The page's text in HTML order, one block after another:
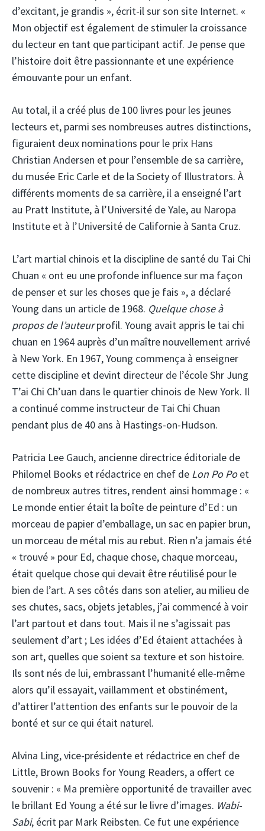
d’excitant, je grandis », écrit-il sur son site Internet. «
Mon objectif est également de stimuler la croissance
du lecteur en tant que participant actif. Je pense que
l’histoire doit être passionnante et une expérience
émouvante pour un enfant.
Au total, il a créé plus de 100 livres pour les jeunes
lecteurs et, parmi ses nombreuses autres distinctions,
figuraient deux nominations pour le prix Hans
Christian Andersen et pour l’ensemble de sa carrière,
du musée Eric Carle et de la Society of Illustrators. À
différents moments de sa carrière, il a enseigné l’art
au Pratt Institute, à l’Université de Yale, au Naropa
Institute et à l’Université de Californie à Santa Cruz.
L’art martial chinois et la discipline de santé du Tai Chi
Chuan « ont eu une profonde influence sur ma façon
de penser et sur les choses que je fais », a déclaré
Young dans un article de 1968. Quelque chose à
propos de l’auteurprofil. Young avait appris le tai chi
chuan en 1964 auprès d’un maître nouvellement arrivé
à New York. En 1967, Young commença à enseigner
cette discipline et devint directeur de l’école Shr Jung
T’ai Chi Ch’uan dans le quartier chinois de New York. Il
a continué comme instructeur de Tai Chi Chuan
pendant plus de 40 ans à Hastings-on-Hudson.
Patricia Lee Gauch, ancienne directrice éditoriale de
Philomel Books et rédactrice en chef de Lon Po Poet
de nombreux autres titres, rendent ainsi hommage : «
Le monde entier était la boîte de peinture d’Ed : un
morceau de papier d’emballage, un sac en papier brun,
un morceau de métal mis au rebut. Rien n’a jamais été
« trouvé » pour Ed, chaque chose, chaque morceau,
était quelque chose qui devait être réutilisé pour le
bien de l’art. A ses côtés dans son atelier, au milieu de
ses chutes, sacs, objets jetables, j’ai commencé à voir
l’art partout et dans tout. Mais il ne s’agissait pas
seulement d’art ; Les idées d’Ed étaient attachées à
son art, quelles que soient sa texture et son histoire.
Ils sont nés de lui, embrassant l’humanité elle-même
alors qu’il essayait, vaillamment et obstinément,
d’attirer l’attention des enfants sur le pouvoir de la
bonté et sur ce qui était naturel.
Alvina Ling, vice-présidente et rédactrice en chef de
Little, Brown Books for Young Readers, a offert ce
souvenir : « Ma première opportunité de travailler avec
le brillant Ed Young a été sur le livre d’images. Wabi-
Sabi, écrit par Mark Reibsten. Ce fut une expérience